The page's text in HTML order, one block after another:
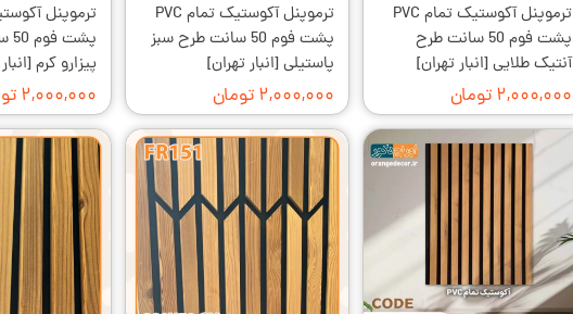
ترموپنل آکوستیک تمام PVC
پشت فوم 50 سانت طرح
آنتیک طلایی [انبار تهران]
۲,۰۰۰,۰۰۰ تومان
ترموپنل آکوستیک تمام PVC
پشت فوم 50 سانت طرح سبز
پاستیلی [انبار تهران]
۲,۰۰۰,۰۰۰ تومان
پیزارو کرم
۲,۰۰۰,۰۰۰ تومان